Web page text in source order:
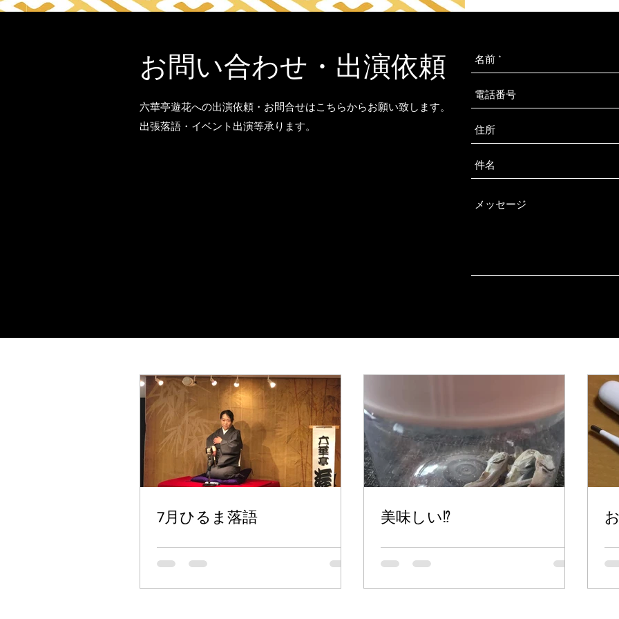
お問い合わせ・出演依頼
六華亭遊花への出演依頼・お問合せはこちらからお願い致します。
出張落語・イベント出演等承ります。
7月ひるま落語 美味しい⁉︎